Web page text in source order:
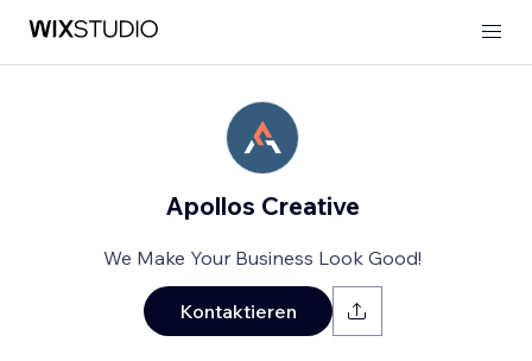
Apollos Creative
We Make Your Business Look Good!
Kontaktieren